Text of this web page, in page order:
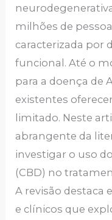
milhões de
caracterizada por
funcional. Até o
para a doença de
existentes
limitado. Neste
abrangente da
investigar o uso
(CBD) no
A revisão destaca
e clínicos que